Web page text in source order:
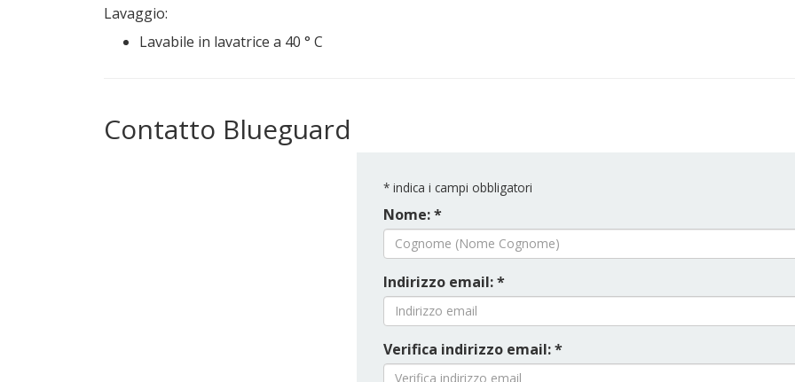
Lavaggio:
Lavabile in lavatrice a 40 ° C
Contatto Blueguard
* indica i campi obbligatori
Nome: *
Indirizzo email: *
Verifica indirizzo email: *